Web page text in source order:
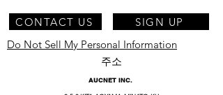
CONTACT US
SIGN UP
Do Not Sell My Personal Information
주소
AUCNET INC.